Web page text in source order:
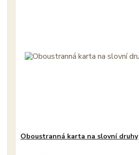
Oboustranná karta na slovní druhy